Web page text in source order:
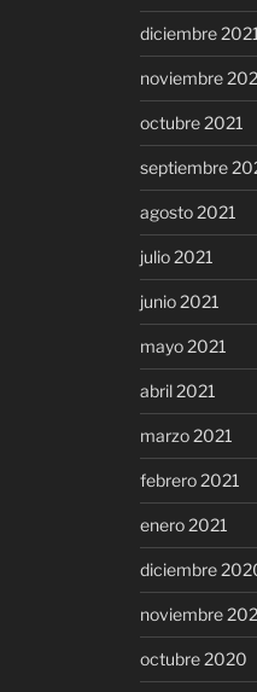
diciembre 2021
noviembre
octubre 2021
septiembre
agosto 2021
julio 2021
junio 2021
mayo 2021
abril 2021
marzo 2021
febrero 2021
enero 2021
diciembre
noviembre
octubre 2020